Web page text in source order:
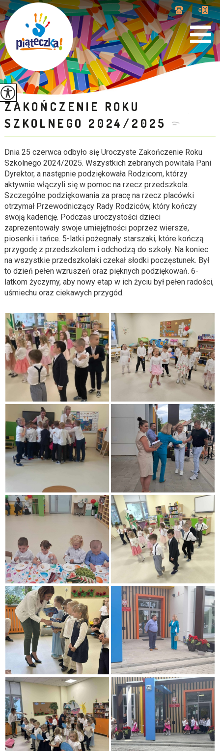
ZAKOŃCZENIE ROKU
SZKOLNEGO 2024/2025
Dnia 25 czerwca odbyło się Uroczyste Zakończenie Roku
Szkolnego 2024/2025. Wszystkich zebranych powitała Pani
Dyrektor, a następnie podziękowała Rodzicom, którzy
aktywnie włączyli się w pomoc na rzecz przedszkola.
Szczególne podziękowania za pracę na rzecz placówki
otrzymał Przewodniczący Rady Rodziców, który kończy
swoją kadencję. Podczas uroczystości dzieci
zaprezentowały swoje umiejętności poprzez wiersze,
piosenki i tańce. 5-latki pożegnały starszaki, które kończą
przygodę z przedszkolem i odchodzą do szkoły. Na koniec
na wszystkie przedszkolaki czekał słodki poczęstunek. Był
to dzień pełen wzruszeń oraz pięknych podziękowań. 6-
latkom życzymy, aby nowy etap w ich życiu był pełen radości,
uśmiechu oraz ciekawych przygód.